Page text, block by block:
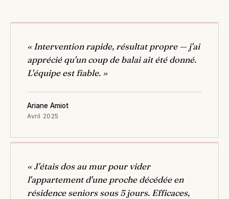
« Intervention rapide, résultat propre — j'ai
apprécié qu'un coup de balai ait été donné.
L'équipe est fiable. »
Ariane Amiot
Avril 2025
« J'étais dos au mur pour vider
l'appartement d'une proche décédée en
résidence seniors sous 5 jours. Efficaces,